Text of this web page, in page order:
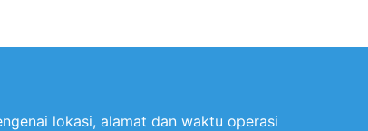
lokasi, alamat dan waktu operasi